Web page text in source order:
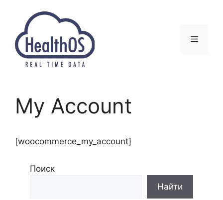
содержимому
Меню
My Account
[woocommerce_my_account]
Поиск